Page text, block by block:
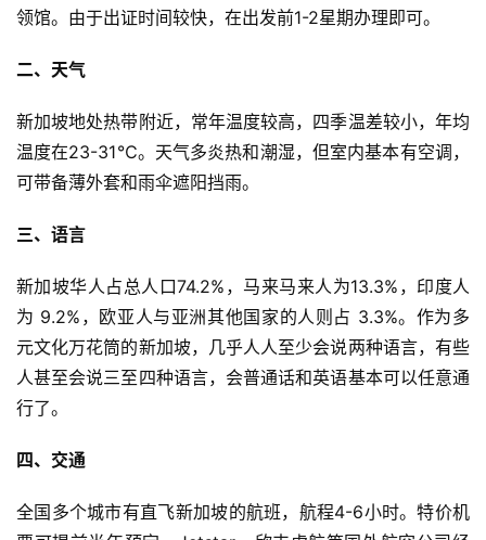
领馆。由于出证时间较快，在出发前1-2星期办理即可。
二、天气
新加坡地处热带附近，常年温度较高，四季温差较小，年均
温度在23-31℃。天气多炎热和潮湿，但室内基本有空调，
可带备薄外套和雨伞遮阳挡雨。
三、语言
新加坡华人占总人口74.2%，马来马来人为13.3%，印度人
为 9.2%，欧亚人与亚洲其他国家的人则占 3.3%。作为多
元文化万花筒的新加坡，几乎人人至少会说两种语言，有些
人甚至会说三至四种语言，会普通话和英语基本可以任意通
行了。
四、交通
全国多个城市有直飞新加坡的航班，航程4-6小时。特价机